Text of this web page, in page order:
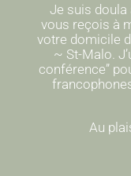
Je suis doula
vous reçois à
votre domicile
~ St-Malo.
conférence”
Au